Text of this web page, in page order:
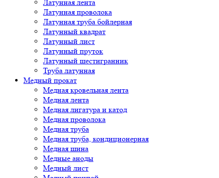
Латунная лента
Латунная проволока
Латунная труба бойлерная
Латунный квадрат
Латунный лист
Латунный пруток
Латунный шестигранник
Труба латунная
Медный прокат
Медная кровельная лента
Медная лента
Медная лигатура и катод
Медная проволока
Медная труба
Медная труба, кондиционерная
Медная шина
Медные аноды
Медный лист